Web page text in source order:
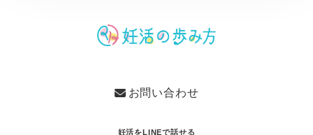
お問い合わせ
妊活をLINEで話せる